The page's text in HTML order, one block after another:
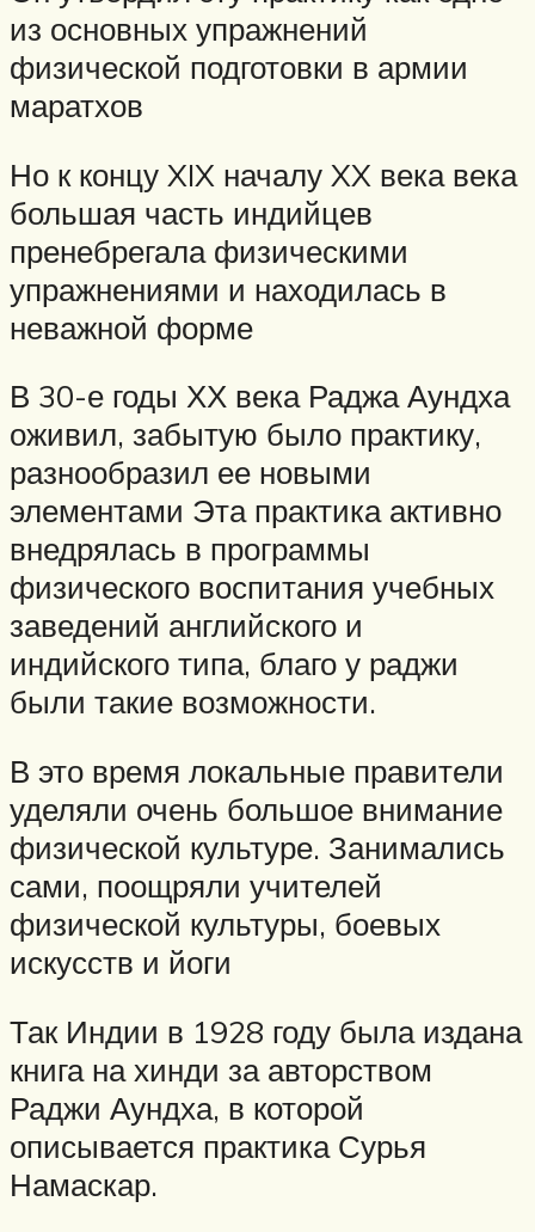
из основных упражнений
физической подготовки в армии
маратхов
Но к концу XIX началу XX века века
большая часть индийцев
пренебрегала физическими
упражнениями и находилась в
неважной форме
В 30-е годы ХХ века Раджа Аундха
оживил, забытую было практику,
разнообразил ее новыми
элементами Эта практика активно
внедрялась в программы
физического воспитания учебных
заведений английского и
индийского типа, благо у раджи
были такие возможности.
В это время локальные правители
уделяли очень большое внимание
физической культуре. Занимались
сами, поощряли учителей
физической культуры, боевых
искусств и йоги
Так Индии в 1928 году была издана
книга на хинди за авторством
Раджи Аундха, в которой
описывается практика Сурья
Намаскар.